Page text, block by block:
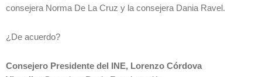
consejera Norma De La Cruz y la consejera Dania Ravel.
¿De acuerdo?
Consejero Presidente del INE, Lorenzo Córdova